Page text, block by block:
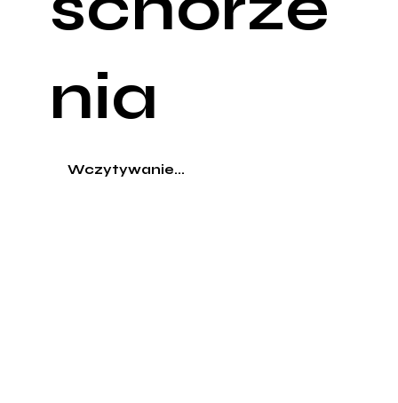
nia
Wczytywanie...